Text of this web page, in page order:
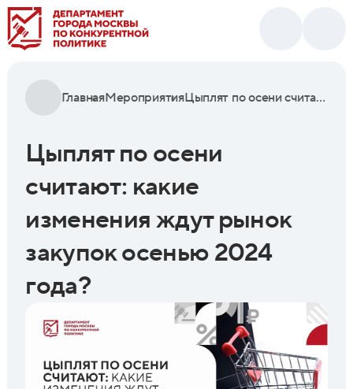
ГлавнаяМероприятия Цыплят по осени считают: какие изменения ждут рынок закупок осенью 2024 года?
Цыплят по осени
считают: какие
изменения ждут рынок
закупок осенью 2024
года?